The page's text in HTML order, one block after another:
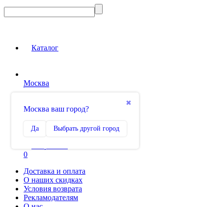
Каталог
Москва
✖
Москва ваш город?
Да Выбрать другой город
Сравнение
0
Доставка и оплата
О наших скидках
Условия возврата
Рекламодателям